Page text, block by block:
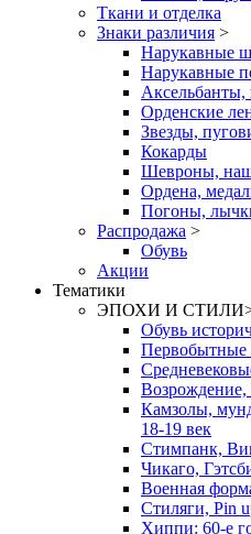
Ткани и отделка
Знаки различия >
Нарукавные
Нарукавные
Орденские
Звезды,
Кокарды
Шевроны,
Ордена,
Погоны,
Распродажа >
Обувь
Акции
Тематики
ЭПОХИ И СТИЛИ
Обувь
Первобытные
Возрождение,
Камзолы,
18-19 век
Стимпанк,
Чикаго,
Военная
Стиляги, Pin
Хиппи: 60-е